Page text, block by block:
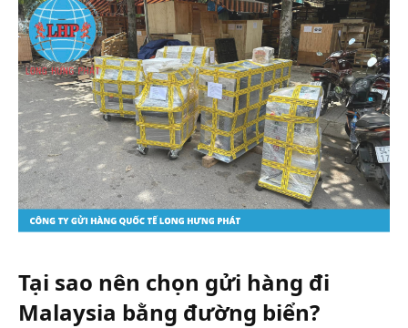
Tại sao nên chọn gửi hàng đi
Malaysia bằng đường biển?​